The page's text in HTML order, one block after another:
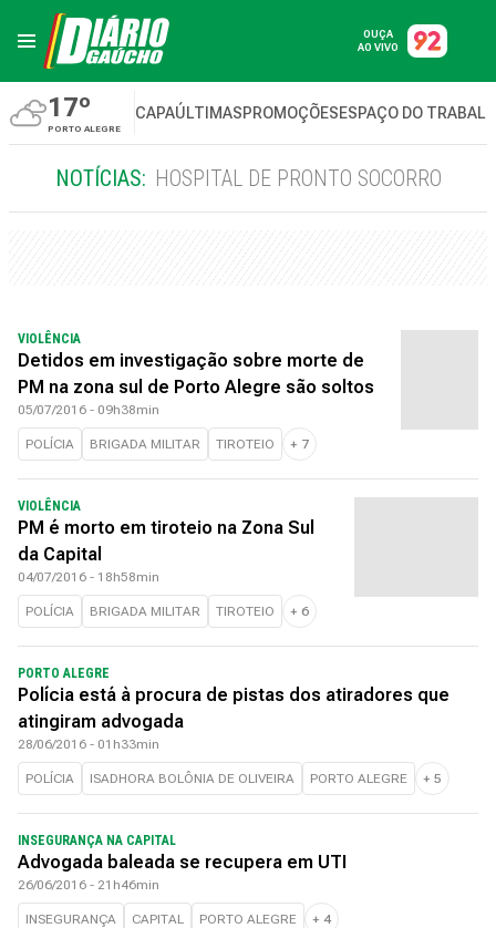
OUÇA
AO VIVO
17º
PORTO ALEGRE
CAPAÚLTIMASPROMOÇÕESESPAÇO DO
NOTÍCIAS: HOSPITAL DE PRONTO SOCORRO
VIOLÊNCIA
Detidos em investigação sobre morte de
PM na zona sul de Porto Alegre são soltos
05/07/2016 - 09h38min
POLÍCIA BRIGADA MILITAR TIROTEIO + 7
VIOLÊNCIA
PM é morto em tiroteio na Zona Sul
da Capital
04/07/2016 - 18h58min
POLÍCIA BRIGADA MILITAR TIROTEIO + 6
PORTO ALEGRE
Polícia está à procura de pistas dos atiradores que
atingiram advogada
28/06/2016 - 01h33min
POLÍCIA ISADHORA BOLÔNIA DE OLIVEIRA PORTO ALEGRE + 5
INSEGURANÇA NA CAPITAL
Advogada baleada se recupera em UTI
26/06/2016 - 21h46min
INSEGURANÇA CAPITAL PORTO ALEGRE + 4